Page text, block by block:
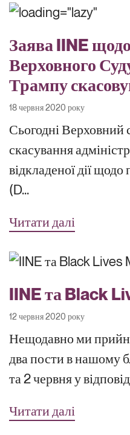
Заява IINE
Верховного
Трампу
18 червня 2020 року
Сьогодні Верховний
скасування
відкладеної дії
(D...
Читати далі
IINE та Black
12 червня 2020 року
Нещодавно ми
два пости в нашому
та 2 червня у
Читати далі